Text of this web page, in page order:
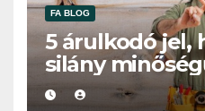
FA BLOG
5 árulkodó jel,
silány